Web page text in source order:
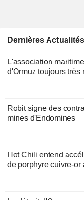
Dernières
L'association
d'Ormuz toujours très
Robit signe des
mines d'Endomines
Hot Chili entend
de porphyre cuivre-or